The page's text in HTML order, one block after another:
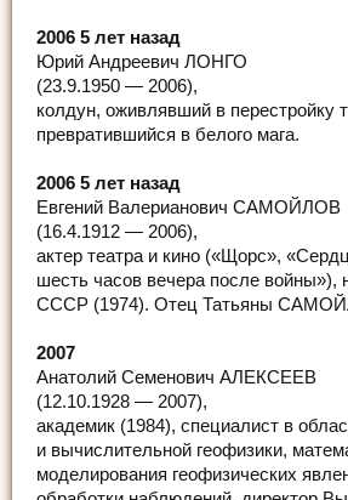
2006 5 лет назад
Юрий Андреевич ЛОНГО
(23.9.1950 — 2006),
колдун, оживлявший в перестройку
превратившийся в белого мага.
2006 5 лет назад
Евгений Валерианович САМОЙЛОВ
(16.4.1912 — 2006),
актер театра и кино («Щорс»,
шесть часов вечера после войны»),
СССР (1974). Отец Татьяны
2007
Анатолий Семенович АЛЕКСЕЕВ
(12.10.1928 — 2007),
академик (1984), специалист в
и вычислительной геофизики,
моделирования геофизических